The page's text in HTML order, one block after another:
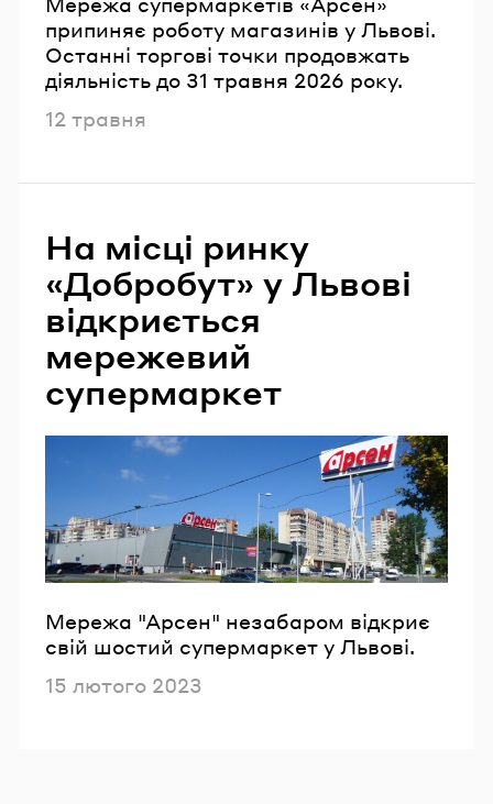
припиняє роботу магазинів у Львові.
Останні торгові точки продовжать
діяльність до 31 травня 2026 року.
Опубліковано
12 травня
На місці ринку
«Добробут» у Львові
відкриється
мережевий
супермаркет
Мережа "Арсен" незабаром відкриє
свій шостий супермаркет у Львові.
Опубліковано
15 лютого 2023